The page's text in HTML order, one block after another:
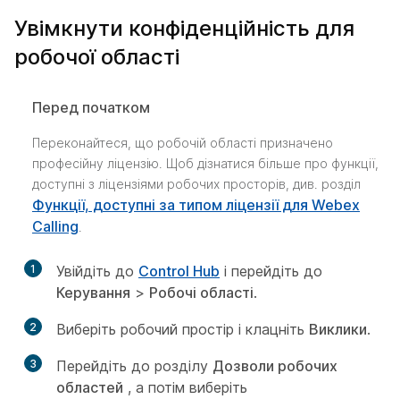
Увімкнути конфіденційність для
робочої області
Перед початком
Переконайтеся, що робочій області призначено
професійну ліцензію. Щоб дізнатися більше про функції,
доступні з ліцензіями робочих просторів, див. розділ
Функції, доступні за типом ліцензії для Webex
Calling
1 Увійдіть до Control Hub і перейдіть до
Керування > Робочі області.
2 Виберіть робочий простір і клацніть Виклики.
3 Перейдіть до розділу Дозволи робочих
областей , а потім виберіть